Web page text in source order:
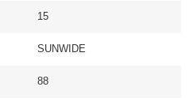
15
SUNWIDE
88